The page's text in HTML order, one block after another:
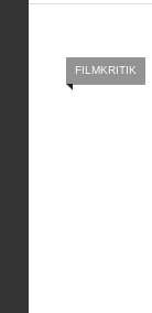
FILMKRITIK